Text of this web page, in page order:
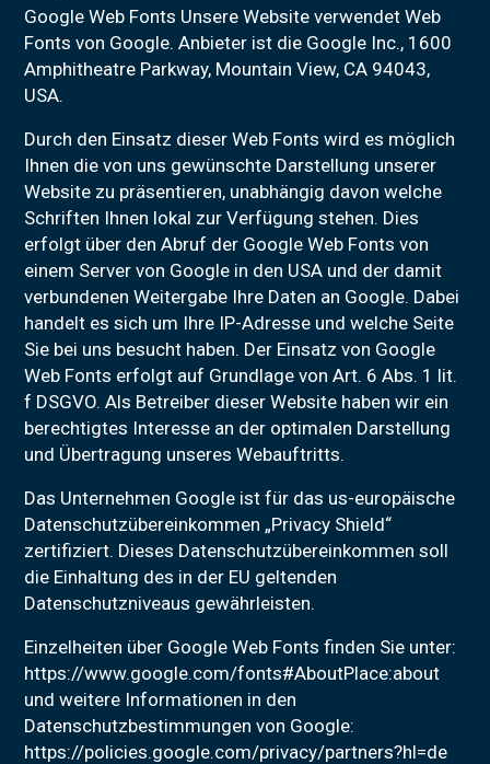
Google Web Fonts Unsere Website verwendet Web
Fonts von Google. Anbieter ist die Google Inc., 1600
Amphitheatre Parkway, Mountain View, CA 94043,
USA.
Durch den Einsatz dieser Web Fonts wird es möglich
Ihnen die von uns gewünschte Darstellung unserer
Website zu präsentieren, unabhängig davon welche
Schriften Ihnen lokal zur Verfügung stehen. Dies
erfolgt über den Abruf der Google Web Fonts von
einem Server von Google in den USA und der damit
verbundenen Weitergabe Ihre Daten an Google. Dabei
handelt es sich um Ihre IP-Adresse und welche Seite
Sie bei uns besucht haben. Der Einsatz von Google
Web Fonts erfolgt auf Grundlage von Art. 6 Abs. 1 lit.
f DSGVO. Als Betreiber dieser Website haben wir ein
berechtigtes Interesse an der optimalen Darstellung
und Übertragung unseres Webauftritts.
Das Unternehmen Google ist für das us-europäische
Datenschutzübereinkommen „Privacy Shield“
zertifiziert. Dieses Datenschutzübereinkommen soll
die Einhaltung des in der EU geltenden
Datenschutzniveaus gewährleisten.
Einzelheiten über Google Web Fonts finden Sie unter:
https://www.google.com/fonts#AboutPlace:about
und weitere Informationen in den
Datenschutzbestimmungen von Google:
https://policies.google.com/privacy/partners?hl=de